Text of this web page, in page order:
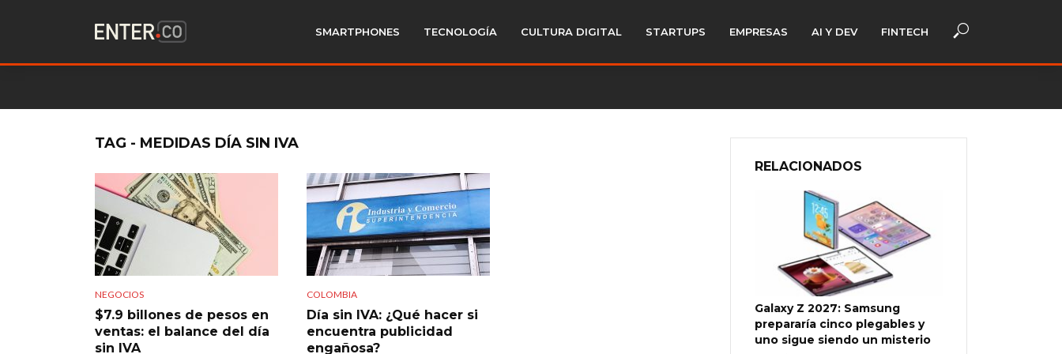
SMARTPHONES TECNOLOGÍA CULTURA DIGITAL STARTUPS EMPRESAS AI Y DEV FINTECH
TAG - MEDIDAS DÍA SIN IVA
NEGOCIOS
$7.9 billones de pesos en
ventas: el balance del día
sin IVA
COLOMBIA
Día sin IVA: ¿Qué hacer si
encuentra publicidad
engañosa?
RELACIONADOS
Galaxy Z 2027: Samsung
prepararía cinco plegables y
uno sigue siendo un misterio